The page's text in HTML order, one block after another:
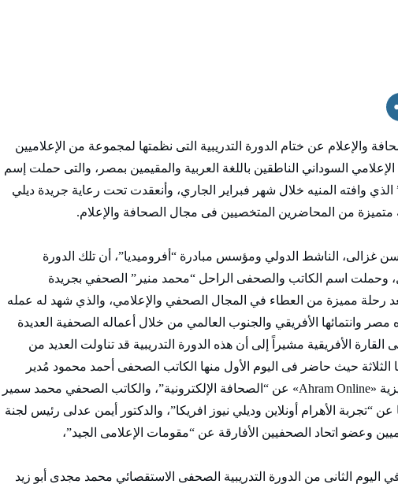
والإعلام عن ختام الدورة التدريبية التى نظمتها لمجموعة من الإعلاميين
السوداني الناطقين باللغة العربية والمقيمين بمصر، والتى حملت إسم
وافته المنيه خلال شهر فبراير الجاري، وأنعقدت تحت رعاية جريدة ديلي
متميزة من المحاضرين المتخصيين فى مجال الصحافة والإعلام.
غزالى، الناشط الدولي ومؤسس مبادرة “أفروميديا”، أن تلك الدورة
وحملت اسم الكاتب والصحفى الراحل “محمد منير” الصحفي بجريدة
بعد رحلة مميزة من العطاء في المجال الصحفي والإعلامي، والذي شهد له عمله
وانتمائها الأفريقي والجنوب العالمي من خلال أعماله الصحفية العديدة
الأفريقية مشيراً إلى أن هذه الدورة التدريبية قد تناولت العديد من
الثلاثة حيث حاضر فى اليوم الأول منها الكاتب الصحفى أحمد محمود مُدير
تحرير البوابة الإلكترونية الإنجليزية «Ahram Online» عن “الصحافة الإلكترونية”، والكاتب الصحفي محمد سمير
عن “تجربة الأهرام أونلاين وديلي نيوز افريكا”، والدكتور أيمن عدلى رئيس لجنة
وعضو اتحاد الصحفيين الأفارقة عن “مقومات الإعلامى الجيد”،
الثانى من الدورة التدريبية الصحفى الاستقصائي محمد مجدى أبو زيد